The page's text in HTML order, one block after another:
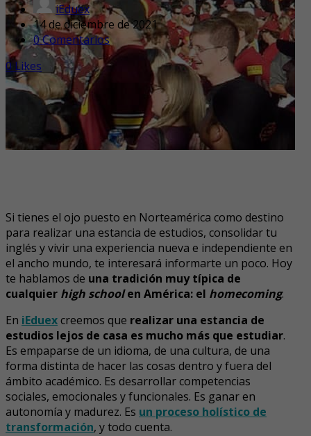
iEduex
14 de diciembre de 2021
0 Comentarios
0 Likes
Si tienes el ojo puesto en Norteamérica como destino
para realizar una estancia de estudios, consolidar tu
inglés y vivir una experiencia nueva e independiente en
el ancho mundo, te interesará informarte un poco. Hoy
te hablamos de una tradición muy típica de
cualquier high schoolen América: el homecoming.
En iEduexcreemos que realizar una estancia de
estudios lejos de casa es mucho más que estudiar.
Es empaparse de un idioma, de una cultura, de una
forma distinta de hacer las cosas dentro y fuera del
ámbito académico. Es desarrollar competencias
sociales, emocionales y funcionales. Es ganar en
autonomía y madurez. Es un proceso holístico de
transformación, y todo cuenta.